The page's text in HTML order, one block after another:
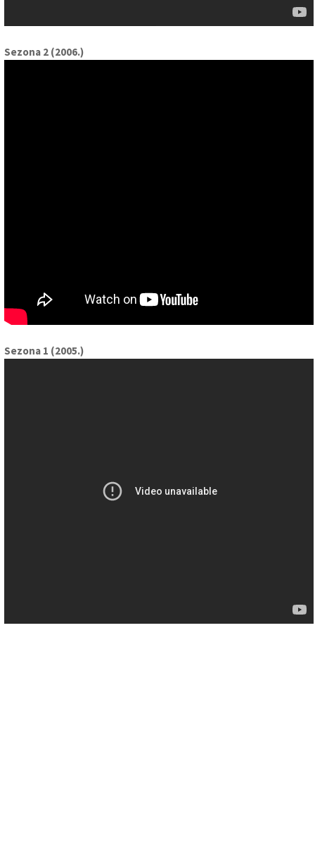
Sezona 2 (2006.)
Sezona 1 (2005.)